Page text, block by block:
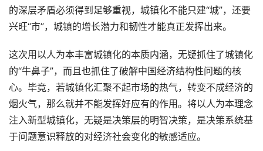
的深层矛盾必须得到足够重视，城镇化不能只建“城”，还要
兴旺“市”，城镇的增长潜力和韧性才能真正发挥出来。
这次用以人为本丰富城镇化的本质内涵，无疑抓住了城镇化
的“牛鼻子”，而且也抓住了破解中国经济结构性问题的核
心。毕竟，若城镇化汇聚不起市场的热气，转变不成经济的
烟火气，那么就并不能发挥好应有的作用。将以人为本理念
注入新型城镇化，无疑是决策层的明智决策，是决策系统基
于问题意识释放的对经济社会变化的敏感适应。